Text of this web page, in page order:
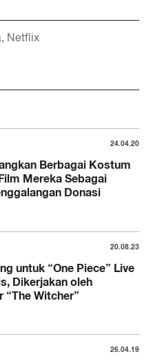
Netflix
24.04.20
Berbagai Kostum
Mereka Sebagai
Donasi
20.08.23
untuk “One Piece” Live
Dikerjakan oleh
“The Witcher”
26.04.19